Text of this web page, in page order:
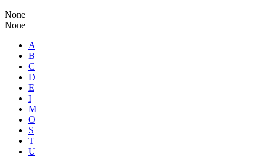
None
None
A
B
C
D
E
I
M
O
S
T
U